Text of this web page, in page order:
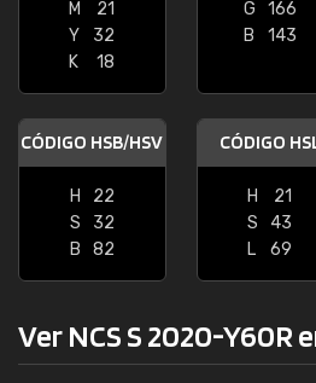
M
21
Y
32
K
18
G
166
B
143
CÓDIGO HSB/HSV
H
22
S
32
B
82
CÓDIGO
H
21
S
43
L
69
Ver NCS S 2020-Y60R